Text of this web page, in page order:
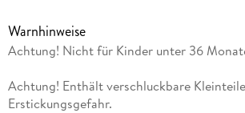
Inhaltsverzeichnis
1 Box, 4 Hintergrundbilder, 4 Stanzkarten
magnetischen Plättchen.
Warnhinweise
Achtung! Nicht für Kinder unter 36
Achtung! Enthält verschluckbare
Erstickungsgefahr.